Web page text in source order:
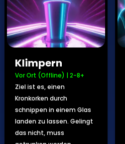
Klimpern
Vor Ort (Offline) |2-8+
Ziel ist es, einen
Kronkorken durch
schnippen in einem Glas
landen zu lassen. Gelingt
das nicht, muss